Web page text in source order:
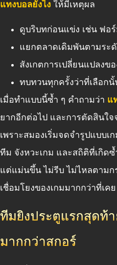
แทงบอลยังไง ให้มีเหตุผล
ดูบริบทก่อนแข่ง เช่น ฟอ
แยกตลาดเดิมพันตามระ
สังเกตการเปลี่ยนแปลงข
ทบทวนทุกครั้งว่าที่เลือก
เมื่อทำแบบนี้ซ้ำ ๆ คำถามว่า แ
ยากอีกต่อไป และการตัดสินใ
เพราะสมองเริ่มจดจำรูปแบบเ
ทีม จังหวะเกม และสถิติที่เกิด
แต่แม่นขึ้น ไม่รีบ ไม่ไหลตามก
เชื่อมโยงของเกมมากกว่าที่เคย
ทีมยิงประตูแรกสุดท้
มากกว่าสกอร์